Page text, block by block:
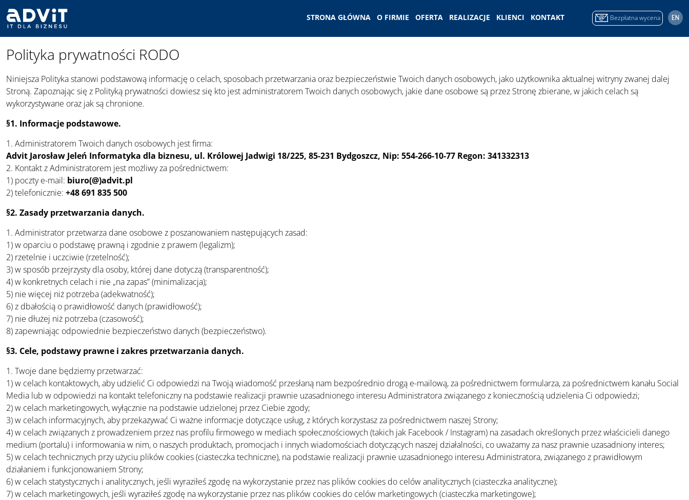
do
treści
do
menu
do
stopki
STRONA GŁÓWNA O FIRMIE OFERTA REALIZACJE KLIENCI KONTAKT Bezpłatna wycena
Polityka prywatności RODO
Niniejsza Polityka stanowi podstawową informację o celach, sposobach przetwarzania oraz bezpieczeństwie Twoich danych osobowych, jako użytkownika aktualnej witryny zwanej dalej
Stroną. Zapoznając się z Polityką prywatności dowiesz się kto jest administratorem Twoich danych osobowych, jakie dane osobowe są przez Stronę zbierane, w jakich celach są
wykorzystywane oraz jak są chronione.
§1. Informacje podstawowe.
1. Administratorem Twoich danych osobowych jest firma:
Advit Jarosław Jeleń Informatyka dla biznesu, ul. Królowej Jadwigi 18/225, 85-231 Bydgoszcz, Nip: 554-266-10-77 Regon: 341332313
2. Kontakt z Administratorem jest możliwy za pośrednictwem:
1) poczty e-mail: biuro(@)advit.pl
2) telefonicznie: +48 691 835 500
§2. Zasady przetwarzania danych.
1. Administrator przetwarza dane osobowe z poszanowaniem następujących zasad:
1) w oparciu o podstawę prawną i zgodnie z prawem (legalizm);
2) rzetelnie i uczciwie (rzetelność);
3) w sposób przejrzysty dla osoby, której dane dotyczą (transparentność);
4) w konkretnych celach i nie „na zapas” (minimalizacja);
5) nie więcej niż potrzeba (adekwatność);
6) z dbałością o prawidłowość danych (prawidłowość);
7) nie dłużej niż potrzeba (czasowość);
8) zapewniając odpowiednie bezpieczeństwo danych (bezpieczeństwo).
§3. Cele, podstawy prawne i zakres przetwarzania danych.
1. Twoje dane będziemy przetwarzać:
1) w celach kontaktowych, aby udzielić Ci odpowiedzi na Twoją wiadomość przesłaną nam bezpośrednio drogą e-mailową, za pośrednictwem formularza, za pośrednictwem kanału Social
Media lub w odpowiedzi na kontakt telefoniczny na podstawie realizacji prawnie uzasadnionego interesu Administratora związanego z koniecznością udzielenia Ci odpowiedzi;
2) w celach marketingowych, wyłącznie na podstawie udzielonej przez Ciebie zgody;
3) w celach informacyjnych, aby przekazywać Ci ważne informacje dotyczące usług, z których korzystasz za pośrednictwem naszej Strony;
4) w celach związanych z prowadzeniem przez nas profilu firmowego w mediach społecznościowych (takich jak Facebook / Instagram) na zasadach określonych przez właścicieli danego
medium (portalu) i informowania w nim, o naszych produktach, promocjach i innych wiadomościach dotyczących naszej działalności, co uważamy za nasz prawnie uzasadniony interes;
5) w celach technicznych przy użyciu plików cookies (ciasteczka techniczne), na podstawie realizacji prawnie uzasadnionego interesu Administratora, związanego z prawidłowym
działaniem i funkcjonowaniem Strony;
6) w celach statystycznych i analitycznych, jeśli wyraziłeś zgodę na wykorzystanie przez nas plików cookies do celów analitycznych (ciasteczka analityczne);
7) w celach marketingowych, jeśli wyraziłeś zgodę na wykorzystanie przez nas plików cookies do celów marketingowych (ciasteczka marketingowe);